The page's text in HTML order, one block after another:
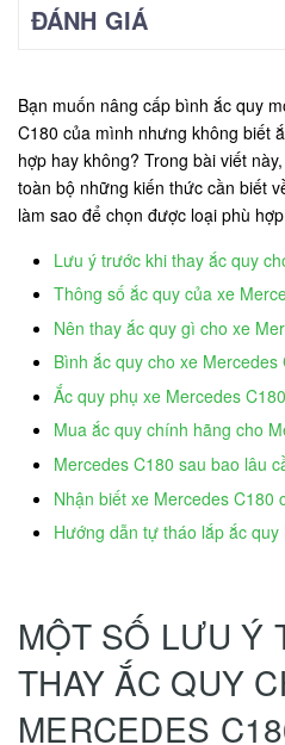
ĐÁNH GIÁ
Bạn muốn nâng cấp bình ắc quy
C180 của mình nhưng không biết
hợp hay không? Trong bài viết
toàn bộ những kiến thức cần biết
làm sao để chọn được loại phù
Lưu ý trước khi thay ắc quy
Thông số ắc quy của xe
Nên thay ắc quy gì cho xe
Bình ắc quy cho xe
Ắc quy phụ xe Mercedes C180
Mua ắc quy chính hãng cho
Mercedes C180 sau bao lâu
Nhận biết xe Mercedes C180
Hướng dẫn tự tháo lắp ắc
MỘT SỐ LƯU Ý
THAY ẮC QUY
MERCEDES